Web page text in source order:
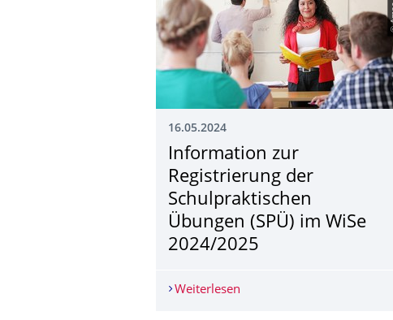
16.05.2024
Information zur
Registrierung der
Schulpraktischen
Übungen (SPÜ) im WiSe
2024/2025
Weiterlesen Information zur